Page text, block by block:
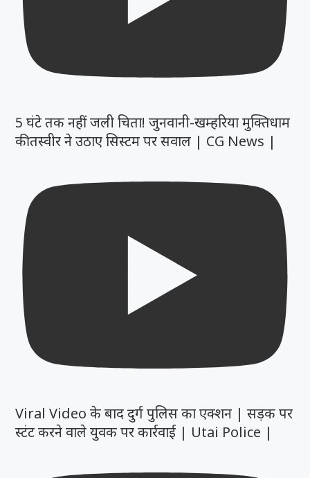
5 घंटे तक नहीं जली चिता! जुनवानी-खम्हरिया मुक्तिधाम
की तस्वीर ने उठाए सिस्टम पर सवाल | CG News |
Viral Video के बाद दुर्ग पुलिस का एक्शन | सड़क पर
स्टंट करने वाले युवक पर कार्रवाई | Utai Police |